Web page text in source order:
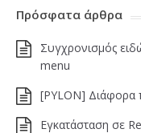
Πρόσφατα άρθρα
Συγχρονισμός
menu
[PYLON] Διάφορα
Εγκατάσταση σε